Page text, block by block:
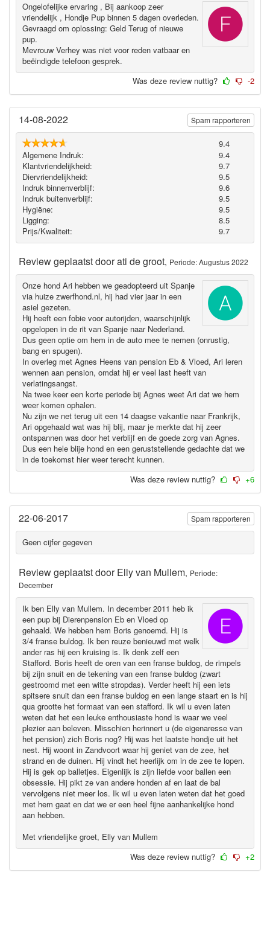
Ongelofelijke ervaring , Bij aankoop zeer
vriendelijk , Hondje Pup binnen 5 dagen overleden.
Gevraagd om oplossing: Geld Terug of nieuwe
pup.
Mevrouw Verhey was niet voor reden vatbaar en
beëindigde telefoon gesprek.
Was deze review nuttig? -2
14-08-2022
9.4
Algemene Indruk:
9.4
Klantvriendelijkheid:
9.7
Diervriendelijkheid:
9.5
Indruk binnenverblijf:
9.6
Indruk buitenverblijf:
9.5
Hygiëne‎:
9.5
Ligging:
8.5
Prijs/Kwaliteit:
9.7
Review geplaatst doorati de groot, Periode: Augustus 2022
Onze hond Ari hebben we geadopteerd uit Spanje
via huize zwerfhond.nl, hij had vier jaar in een
asiel gezeten.
Hij heeft een fobie voor autorijden, waarschijnlijk
opgelopen in de rit van Spanje naar Nederland.
Dus geen optie om hem in de auto mee te nemen (onrustig,
bang en spugen).
In overleg met Agnes Heens van pension Eb & Vloed, Ari leren
wennen aan pension, omdat hij er veel last heeft van
verlatingsangst.
Na twee keer een korte periode bij Agnes weet Ari dat we hem
weer komen ophalen.
Nu zijn we net terug uit een 14 daagse vakantie naar Frankrijk,
Ari opgehaald wat was hij blij, maar je merkte dat hij zeer
ontspannen was door het verblijf en de goede zorg van Agnes.
Dus een hele blije hond en een geruststellende gedachte dat we
in de toekomst hier weer terecht kunnen.
Spam rapporteren
Was deze review nuttig? +6
22-06-2017
Geen cijfer gegeven
Review geplaatst doorElly van Mullem, Periode:
December
Ik ben Elly van Mullem. In december 2011 heb ik
een pup bij Dierenpension Eb en Vloed op
gehaald. We hebben hem Boris genoemd. Hij is
3/4 franse buldog. Ik ben reuze benieuwd met welk
ander ras hij een kruising is. Ik denk zelf een
Stafford. Boris heeft de oren van een franse buldog, de rimpels
bij zijn snuit en de tekening van een franse buldog (zwart
gestroomd met een witte stropdas). Verder heeft hij een iets
spitsere snuit dan een franse buldog en een lange staart en is hij
qua grootte het formaat van een stafford. Ik wil u even laten
weten dat het een leuke enthousiaste hond is waar we veel
plezier aan beleven. Misschien herinnert u (de eigenaresse van
het pension) zich Boris nog? Hij was het laatste hondje uit het
nest. Hij woont in Zandvoort waar hij geniet van de zee, het
strand en de duinen. Hij vindt het heerlijk om in de zee te lopen.
Hij is gek op balletjes. Eigenlijk is zijn liefde voor ballen een
obsessie. Hij pikt ze van andere honden af en laat de bal
vervolgens niet meer los. Ik wil u even laten weten dat het goed
met hem gaat en dat we er een heel fijne aanhankelijke hond
aan hebben.
Met vriendelijke groet, Elly van Mullem
Spam rapporteren
Was deze review nuttig? +2